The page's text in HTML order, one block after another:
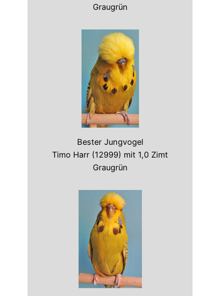
Graugrün
Bester Jungvogel
Timo Harr (12999) mit 1,0 Zimt
Graugrün